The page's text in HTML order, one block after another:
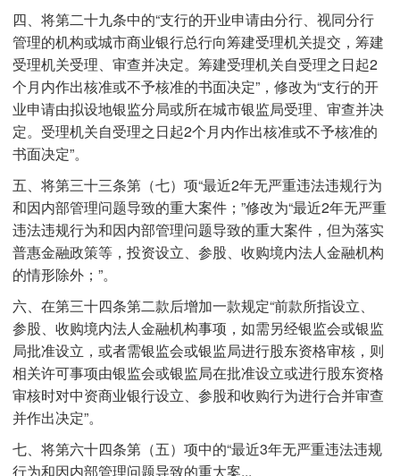
四、将第二十九条中的“支行的开业申请由分行、视同分行
管理的机构或城市商业银行总行向筹建受理机关提交，筹建
受理机关受理、审查并决定。筹建受理机关自受理之日起2
个月内作出核准或不予核准的书面决定”，修改为“支行的开
业申请由拟设地银监分局或所在城市银监局受理、审查并决
定。受理机关自受理之日起2个月内作出核准或不予核准的
书面决定”。
五、将第三十三条第（七）项“最近2年无严重违法违规行为
和因内部管理问题导致的重大案件；”修改为“最近2年无严重
违法违规行为和因内部管理问题导致的重大案件，但为落实
普惠金融政策等，投资设立、参股、收购境内法人金融机构
的情形除外；”。
六、在第三十四条第二款后增加一款规定“前款所指设立、
参股、收购境内法人金融机构事项，如需另经银监会或银监
局批准设立，或者需银监会或银监局进行股东资格审核，则
相关许可事项由银监会或银监局在批准设立或进行股东资格
审核时对中资商业银行设立、参股和收购行为进行合并审查
并作出决定”。
七、将第六十四条第（五）项中的“最近3年无严重违法违规
行为和因内部管理问题导致的重大案...